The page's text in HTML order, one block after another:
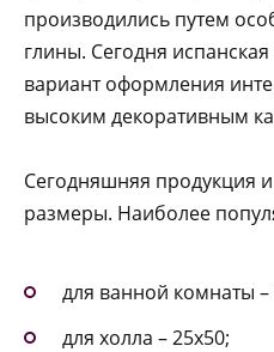
производились путем
глины. Сегодня
вариант оформления
высоким декоративным
Сегодняшняя продукция
размеры. Наиболее
для ванной комнаты –
для холла – 25х50;